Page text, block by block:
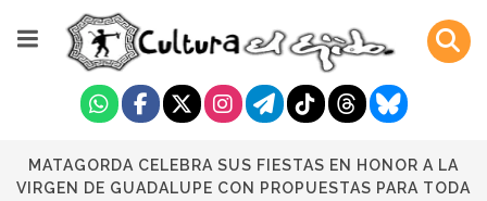
MATAGORDA CELEBRA SUS FIESTAS EN HONOR A LA
VIRGEN DE GUADALUPE CON PROPUESTAS PARA TODA